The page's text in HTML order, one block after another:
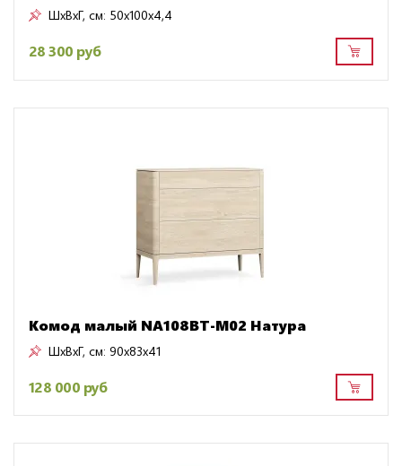
ШxВxГ, см: 50x100x4,4
28 300 руб
Комод малый NA108BT-M02 Натура
ШxВxГ, см: 90x83x41
128 000 руб